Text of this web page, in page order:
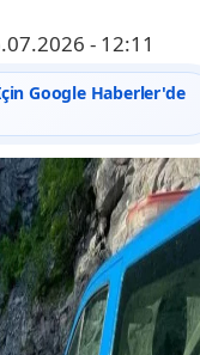
- 12:11
Google Haberler'de